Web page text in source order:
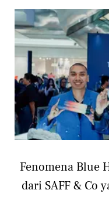
Fenomena Blue
dari SAFF & Co